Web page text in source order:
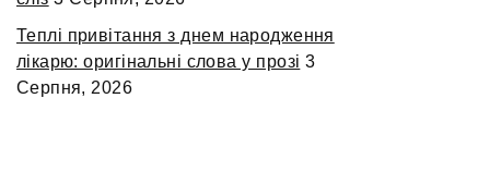
Теплі привітання з днем народження
лікарю: оригінальні слова у прозі 3
Серпня, 2026